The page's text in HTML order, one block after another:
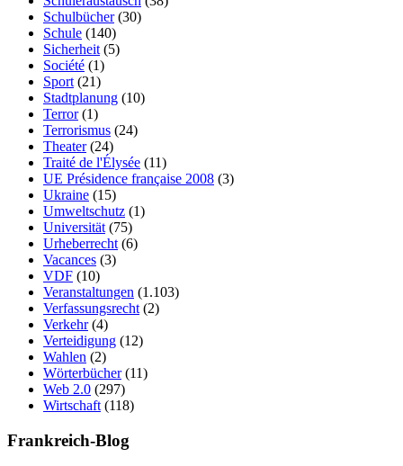
Schulbücher(30)
Schule (140)
Sicherheit (5)
Société (1)
Sport (21)
Stadtplanung (10)
Terror(1)
Terrorismus (24)
Theater(24)
Traité de l'Élysée (11)
UE Présidence française 2008 (3)
Ukraine (15)
Umweltschutz (1)
Universität (75)
Urheberrecht (6)
Vacances (3)
VDF (10)
Veranstaltungen (1.103)
Verfassungsrecht (2)
Verkehr(4)
Verteidigung (12)
Wahlen (2)
Wörterbücher(11)
Web 2.0 (297)
Wirtschaft (118)
Frankreich-Blog